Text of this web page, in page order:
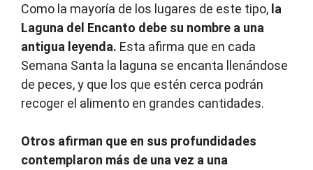
Como la mayoría de los lugares de este tipo, la
Laguna del Encanto debe su nombre a una
antigua leyenda. Esta afirma que en cada
Semana Santa la laguna se encanta llenándose
de peces, y que los que estén cerca podrán
recoger el alimento en grandes cantidades.
Otros afirman que en sus profundidades
contemplaron más de una vez a una